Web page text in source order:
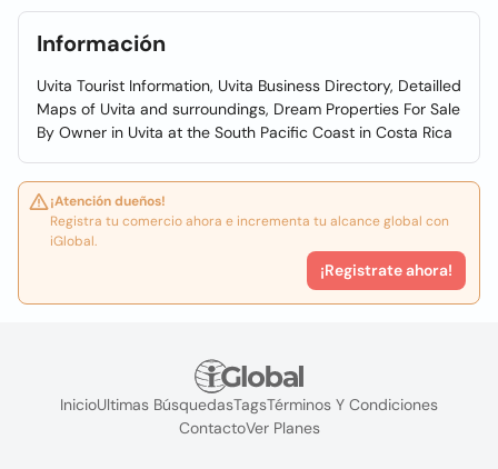
Información
Uvita Tourist Information, Uvita Business Directory, Detailled
Maps of Uvita and surroundings, Dream Properties For Sale
By Owner in Uvita at the South Pacific Coast in Costa Rica
¡Atención dueños!
Registra tu comercio ahora e incrementa tu alcance global con
iGlobal.
¡Registrate ahora!
InicioUltimas BúsquedasTagsTérminos Y Condiciones
ContactoVer Planes